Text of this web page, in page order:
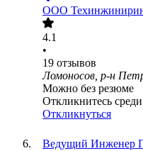
ООО
4.1
•
19 отзывов
Ломоносов, р-н
Можно без резюме
Откликнитесь
Откликнуться
Ведущий Инженер